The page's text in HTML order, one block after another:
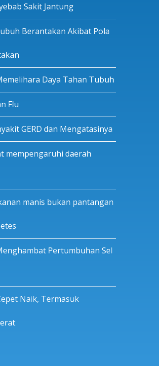
Sakit Jantung
Berantakan Akibat Pola
Daya Tahan Tubuh
Flu
GERD dan Mengatasinya
mempengaruhi daerah
manis bukan pantangan
Pertumbuhan Sel
Naik, Termasuk